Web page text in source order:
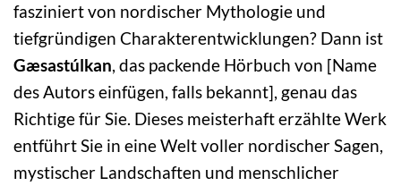
fasziniert von nordischer Mythologie und
tiefgründigen Charakterentwicklungen? Dann ist
Gæsastúlkan, das packende Hörbuch von [Name
des Autors einfügen, falls bekannt], genau das
Richtige für Sie. Dieses meisterhaft erzählte Werk
entführt Sie in eine Welt voller nordischer Sagen,
mystischer Landschaften und menschlicher